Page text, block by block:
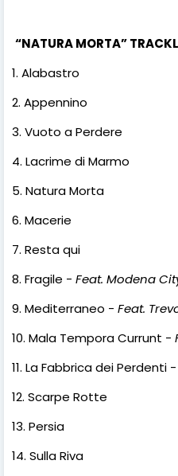
“NATURA MORTA”
1. Alabastro
2. Appennino
3. Vuoto a Perdere
4. Lacrime di Marmo
5. Natura Morta
6. Macerie
7. Resta qui
8. Fragile - Feat. Modena
9. Mediterraneo - Feat.
10. Mala Tempora Currunt -
11. La Fabbrica dei Perdenti -
12. Scarpe Rotte
13. Persia
14. Sulla Riva